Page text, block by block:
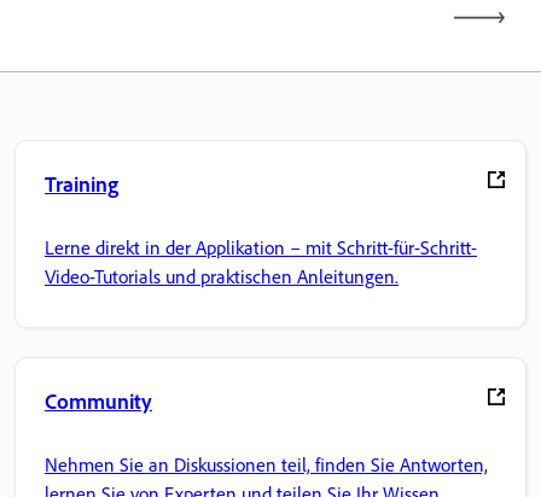
Training
Lerne direkt in der Applikation – mit Schritt-für-Schritt-
Video-Tutorials und praktischen Anleitungen.
Community
Nehmen Sie an Diskussionen teil, finden Sie Antworten,